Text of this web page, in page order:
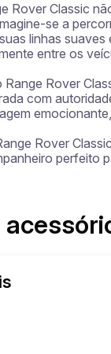
Rover Classic
se a
linhas
entre os
Rover
com
Rover
perfeito